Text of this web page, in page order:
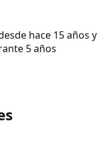
hace 15 años y
5 años